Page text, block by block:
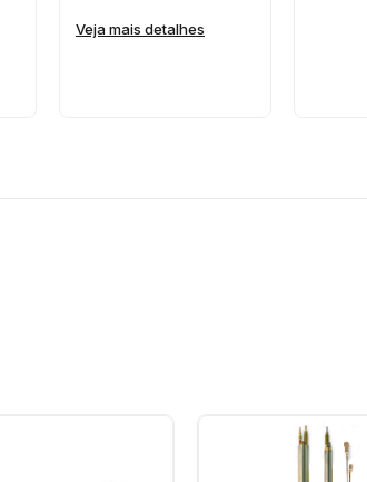
Veja mais detalhes